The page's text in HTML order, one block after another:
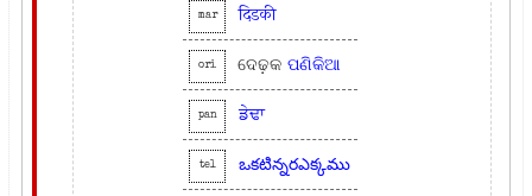
mar दिडकी
ori ଦେଢ଼କ ପଣିକିଆ
pan ਡੇਢਾ
tel ఒకటిన్నరఎక్కము